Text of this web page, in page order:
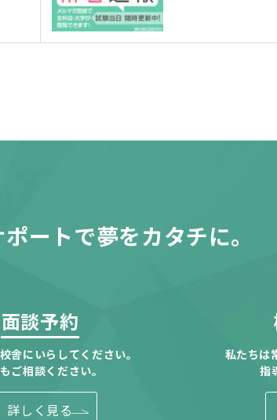
ートで夢をカタチに。
面談予約
舎にいらしてください。
ご相談ください。
詳しく見る
私たちは
指